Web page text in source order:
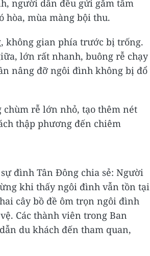
người dân đều gửi gắm tâm
hòa, mùa màng bội thu.
không gian phía trước bị trống.
lớn rất nhanh, buông rễ chạy
nâng đỡ ngôi đình không bị đổ
chùm rễ lớn nhỏ, tạo thêm nét
thập phương đến chiêm
đình Tân Đông chia sẻ: Người
khi thấy ngôi đình vẫn tồn tại
cây bồ đề ôm trọn ngôi đình
Các thành viên trong Ban
du khách đến tham quan,